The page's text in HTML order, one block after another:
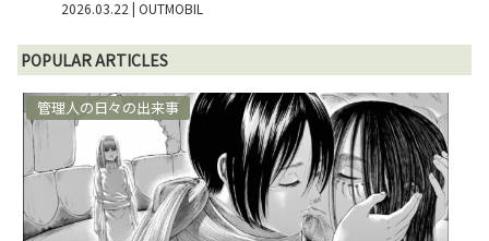
2026.03.22 | OUTMOBIL
POPULAR ARTICLES
管理人の日々の出来事